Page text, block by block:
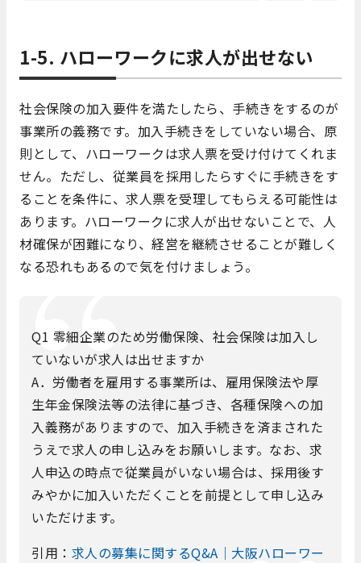
1-5. ハローワークに求人が出せない
社会保険の加入要件を満たしたら、手続きをするのが
事業所の義務です。加入手続きをしていない場合、原
則として、ハローワークは求人票を受け付けてくれま
せん。ただし、従業員を採用したらすぐに手続きをす
ることを条件に、求人票を受理してもらえる可能性は
あります。ハローワークに求人が出せないことで、人
材確保が困難になり、経営を継続させることが難しく
なる恐れもあるので気を付けましょう。
Q1 零細企業のため労働保険、社会保険は加入し
ていないが求人は出せますか
A．労働者を雇用する事業所は、雇用保険法や厚
生年金保険法等の法律に基づき、各種保険への加
入義務がありますので、加入手続きを済まされた
うえで求人の申し込みをお願いします。なお、求
人申込の時点で従業員がいない場合は、採用後す
みやかに加入いただくことを前提として申し込み
いただけます。
引用： 求人の募集に関するQ&A｜大阪ハローワー